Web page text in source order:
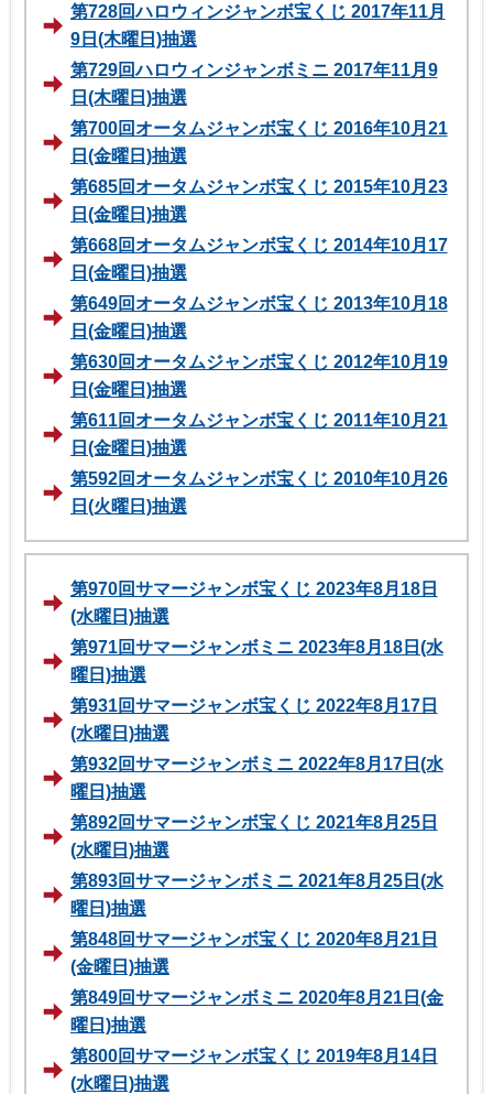
第728回ハロウィンジャンボ宝くじ 2017年11月
9日(木曜日)抽選
第729回ハロウィンジャンボミニ 2017年11月9
日(木曜日)抽選
第700回オータムジャンボ宝くじ 2016年10月21
日(金曜日)抽選
第685回オータムジャンボ宝くじ 2015年10月23
日(金曜日)抽選
第668回オータムジャンボ宝くじ 2014年10月17
日(金曜日)抽選
第649回オータムジャンボ宝くじ 2013年10月18
日(金曜日)抽選
第630回オータムジャンボ宝くじ 2012年10月19
日(金曜日)抽選
第611回オータムジャンボ宝くじ 2011年10月21
日(金曜日)抽選
第592回オータムジャンボ宝くじ 2010年10月26
日(火曜日)抽選
第970回サマージャンボ宝くじ 2023年8月18日
(水曜日)抽選
第971回サマージャンボミニ 2023年8月18日(水
曜日)抽選
第931回サマージャンボ宝くじ 2022年8月17日
(水曜日)抽選
第932回サマージャンボミニ 2022年8月17日(水
曜日)抽選
第892回サマージャンボ宝くじ 2021年8月25日
(水曜日)抽選
第893回サマージャンボミニ 2021年8月25日(水
曜日)抽選
第848回サマージャンボ宝くじ 2020年8月21日
(金曜日)抽選
第849回サマージャンボミニ 2020年8月21日(金
曜日)抽選
第800回サマージャンボ宝くじ 2019年8月14日
(水曜日)抽選